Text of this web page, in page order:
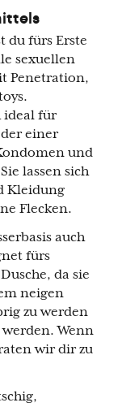
du fürs Erste
sexuellen
Penetration,
ideal für
einer
und
lassen sich
Kleidung
Flecken.
auch
fürs
da sie
neigen
zu werden
Wenn
wir dir zu